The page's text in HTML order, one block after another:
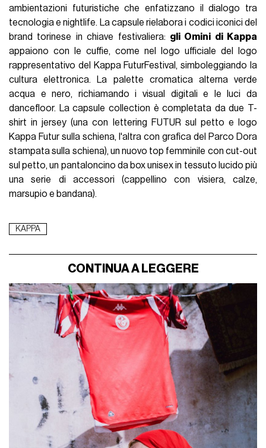
ambientazioni futuristiche che enfatizzano il dialogo tra
tecnologia e nightlife. La capsule rielabora i codici iconici del
brand torinese in chiave festivaliera: gli Omini di Kappa
appaiono con le cuffie, come nel logo ufficiale del logo
rappresentativo del Kappa FuturFestival, simboleggiando la
cultura elettronica. La palette cromatica alterna verde
acqua e nero, richiamando i visual digitali e le luci da
dancefloor. La capsule collection è completata da due T-
shirt in jersey (una con lettering FUTUR sul petto e logo
Kappa Futur sulla schiena, l'altra con grafica del Parco Dora
stampata sulla schiena), un nuovo top femminile con cut-out
sul petto, un pantaloncino da box unisex in tessuto lucido più
una serie di accessori (cappellino con visiera, calze,
marsupio e bandana).
KAPPA
CONTINUA A LEGGERE